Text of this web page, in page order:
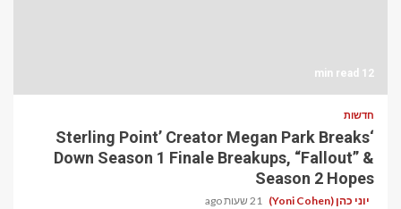
12 min read
חדשות
‘Sterling Point’ Creator Megan Park Breaks
Down Season 1 Finale Breakups, “Fallout” &
Season 2 Hopes
יוני כהן (Yoni Cohen) 21 שעות ago